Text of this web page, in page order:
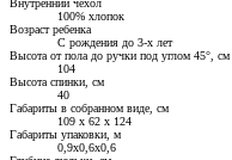
100% хлопок
Возраст ребенка
С рождения до 3-х лет
Высота от пола до ручки под углом 45°, см
104
Высота спинки, см
40
Габариты в собранном виде, см
109 х 62 х 124
Габариты упаковки, м
0,9х0,6х0,6